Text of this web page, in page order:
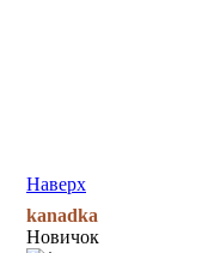
Наверх
kanadka
Новичок